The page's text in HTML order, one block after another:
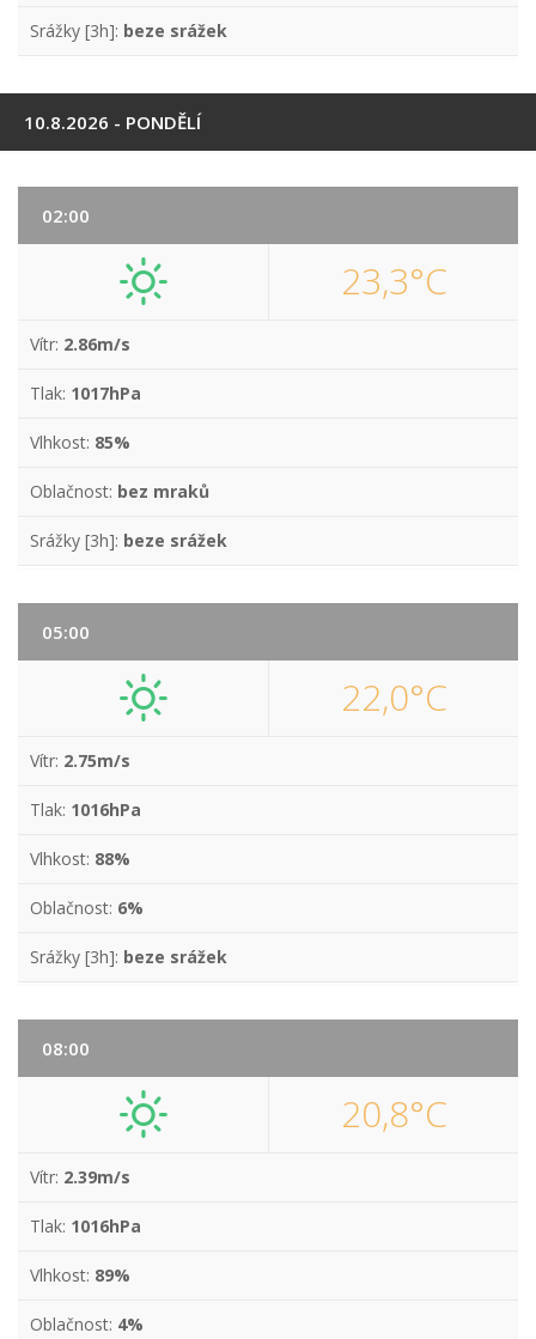
Srážky [3h]: beze srážek
10.8.2026 - PONDĚLÍ
02:00
23,3°C
Vítr: 2.86m/s
Tlak: 1017hPa
Vlhkost: 85%
Oblačnost: bez mraků
Srážky [3h]: beze srážek
05:00
22,0°C
Vítr: 2.75m/s
Tlak: 1016hPa
Vlhkost: 88%
Oblačnost: 6%
Srážky [3h]: beze srážek
08:00
20,8°C
Vítr: 2.39m/s
Tlak: 1016hPa
Vlhkost: 89%
Oblačnost: 4%